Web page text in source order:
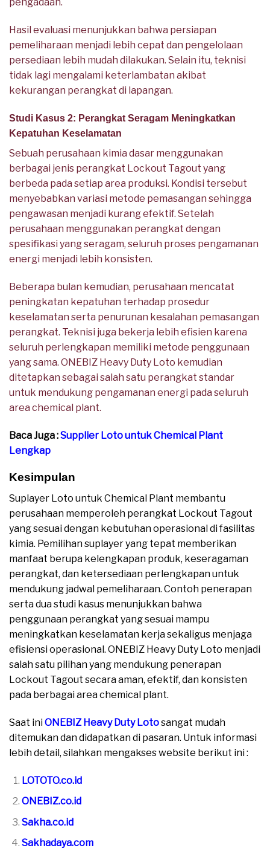
pengadaan.
Hasil evaluasi menunjukkan bahwa persiapan
pemeliharaan menjadi lebih cepat dan pengelolaan
persediaan lebih mudah dilakukan. Selain itu, teknisi
tidak lagi mengalami keterlambatan akibat
kekurangan perangkat di lapangan.
Studi Kasus 2: Perangkat Seragam Meningkatkan
Kepatuhan Keselamatan
Sebuah perusahaan kimia dasar menggunakan
berbagai jenis perangkat Lockout Tagout yang
berbeda pada setiap area produksi. Kondisi tersebut
menyebabkan variasi metode pemasangan sehingga
pengawasan menjadi kurang efektif. Setelah
perusahaan menggunakan perangkat dengan
spesifikasi yang seragam, seluruh proses pengamanan
energi menjadi lebih konsisten.
Beberapa bulan kemudian, perusahaan mencatat
peningkatan kepatuhan terhadap prosedur
keselamatan serta penurunan kesalahan pemasangan
perangkat. Teknisi juga bekerja lebih efisien karena
seluruh perlengkapan memiliki metode penggunaan
yang sama. ONEBIZ Heavy Duty Loto kemudian
ditetapkan sebagai salah satu perangkat standar
untuk mendukung pengamanan energi pada seluruh
area chemical plant.
Baca Juga :Supplier Loto untuk Chemical Plant
Lengkap
Kesimpulan
Suplayer Loto untuk Chemical Plant membantu
perusahaan memperoleh perangkat Lockout Tagout
yang sesuai dengan kebutuhan operasional di fasilitas
kimia. Pemilihan suplayer yang tepat memberikan
manfaat berupa kelengkapan produk, keseragaman
perangkat, dan ketersediaan perlengkapan untuk
mendukung jadwal pemeliharaan. Contoh penerapan
serta dua studi kasus menunjukkan bahwa
penggunaan perangkat yang sesuai mampu
meningkatkan keselamatan kerja sekaligus menjaga
efisiensi operasional. ONEBIZ Heavy Duty Loto menjadi
salah satu pilihan yang mendukung penerapan
Lockout Tagout secara aman, efektif, dan konsisten
pada berbagai area chemical plant.
Saat iniONEBIZ Heavy Duty Lotosangat mudah
ditemukan dan didapatkan di pasaran. Untuk informasi
lebih detail, silahkan mengakses website berikut ini :
LOTOTO.co.id
ONEBIZ.co.id
Sakha.co.id
Sakhadaya.com